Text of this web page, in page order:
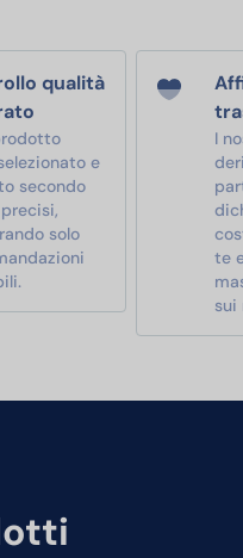
qualità
e
secondo
solo
I
te
sui